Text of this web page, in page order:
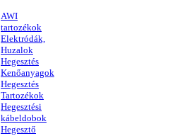
AWI
tartozékok
Elektródák,
Huzalok
Hegesztés
Kenőanyagok
Hegesztés
Tartozékok
Hegesztési
kábeldobok
Hegesztő